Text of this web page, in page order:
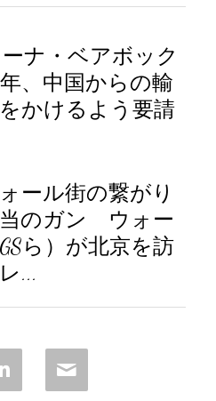
ナ・ベアボック
、中国からの輸
かけるよう要請
ール街の繋がり
のガン ウォー
ら）が北京を訪
...